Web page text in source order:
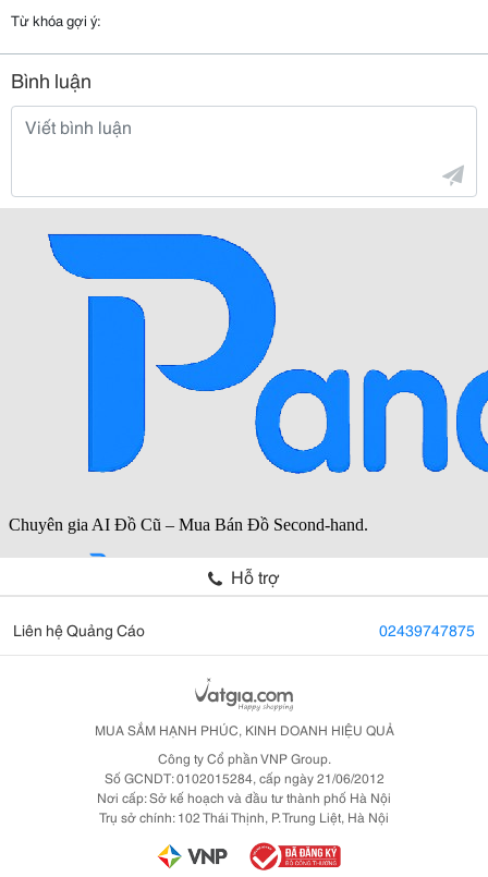
Từ khóa gợi ý:
Bình luận
Hỗ trợ
Liên hệ Quảng Cáo 02439747875
MUA SẮM HẠNH PHÚC, KINH DOANH HIỆU QUẢ
Công ty Cổ phần VNP Group.
Số GCNDT: 0102015284, cấp ngày 21/06/2012
Nơi cấp: Sở kế hoạch và đầu tư thành phố Hà Nội
Trụ sở chính: 102 Thái Thịnh, P. Trung Liệt, Hà Nội